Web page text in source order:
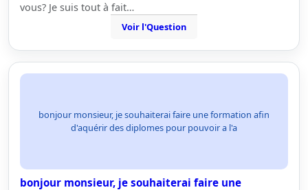
vous? Je suis tout à fait…
Voir l'Question
bonjour monsieur, je souhaiterai faire une formation afin
d'aquérir des diplomes pour pouvoir a l'a
bonjour monsieur, je souhaiterai faire une